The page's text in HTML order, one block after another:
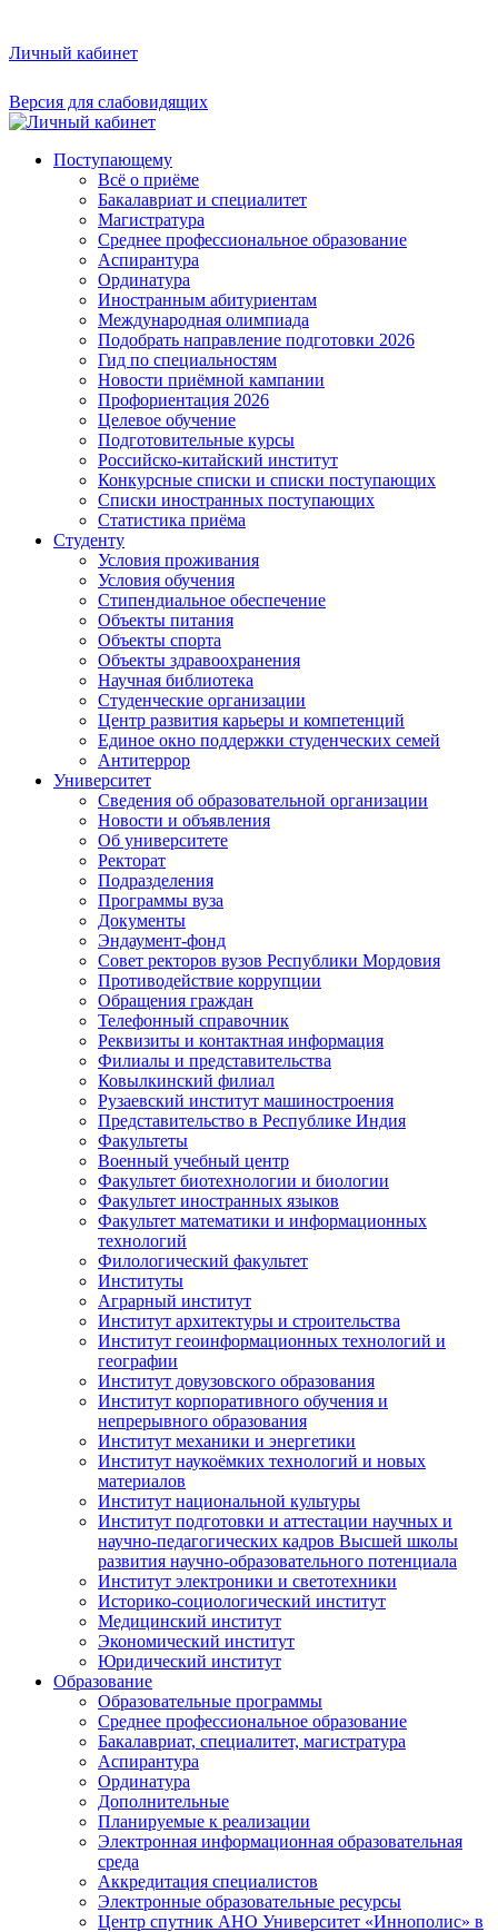
Личный кабинет
Версия для слабовидящих
Поступающему
Всё о приёме
Бакалавриат и специалитет
Магистратура
Среднее профессиональное образование
Аспирантура
Ординатура
Иностранным абитуриентам
Международная олимпиада
Подобрать направление подготовки 2026
Гид по специальностям
Новости приёмной кампании
Профориентация 2026
Целевое обучение
Подготовительные курсы
Российско-китайский институт
Конкурсные списки и списки поступающих
Списки иностранных поступающих
Статистика приёма
Студенту
Условия проживания
Условия обучения
Стипендиальное обеспечение
Объекты питания
Объекты спорта
Объекты здравоохранения
Научная библиотека
Студенческие организации
Центр развития карьеры и компетенций
Единое окно поддержки студенческих семей
Антитеррор
Университет
Сведения об образовательной организации
Новости и объявления
Об университете
Ректорат
Подразделения
Программы вуза
Документы
Эндаумент-фонд
Совет ректоров вузов Республики Мордовия
Противодействие коррупции
Обращения граждан
Телефонный справочник
Реквизиты и контактная информация
Филиалы и представительства
Ковылкинский филиал
Рузаевский институт машиностроения
Представительство в Республике Индия
Факультеты
Военный учебный центр
Факультет биотехнологии и биологии
Факультет иностранных языков
Факультет математики и информационных
технологий
Филологический факультет
Институты
Аграрный институт
Институт архитектуры и строительства
Институт геоинформационных технологий и
географии
Институт довузовского образования
Институт корпоративного обучения и
непрерывного образования
Институт механики и энергетики
Институт наукоёмких технологий и новых
материалов
Институт национальной культуры
Институт подготовки и аттестации научных и
научно-педагогических кадров Высшей школы
развития научно-образовательного потенциала
Институт электроники и светотехники
Историко-социологический институт
Медицинский институт
Экономический институт
Юридический институт
Образование
Образовательные программы
Среднее профессиональное образование
Бакалавриат, специалитет, магистратура
Аспирантура
Ординатура
Дополнительные
Планируемые к реализации
Электронная информационная образовательная
среда
Аккредитация специалистов
Электронные образовательные ресурсы
Центр спутник АНО Университет «Иннополис» в